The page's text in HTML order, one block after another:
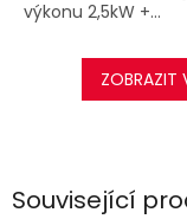
Související
výkonu 2,5kW +...
ZOBRAZIT